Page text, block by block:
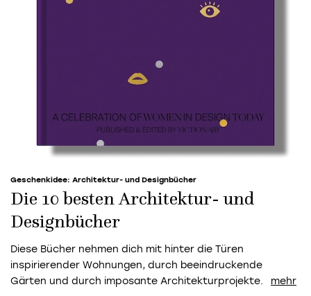
Geschenkidee: Architektur- und Designbücher
Die 10 besten Architektur- und
Designbücher
Diese Bücher nehmen dich mit hinter die Türen
inspirierender Wohnungen, durch beeindruckende
Gärten und durch imposante Architekturprojekte.